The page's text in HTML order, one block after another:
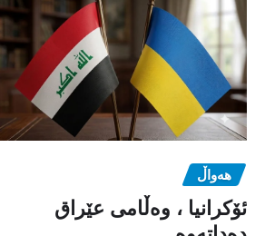
هەواڵ
ئۆکرانیا ، وەڵامی عێراق